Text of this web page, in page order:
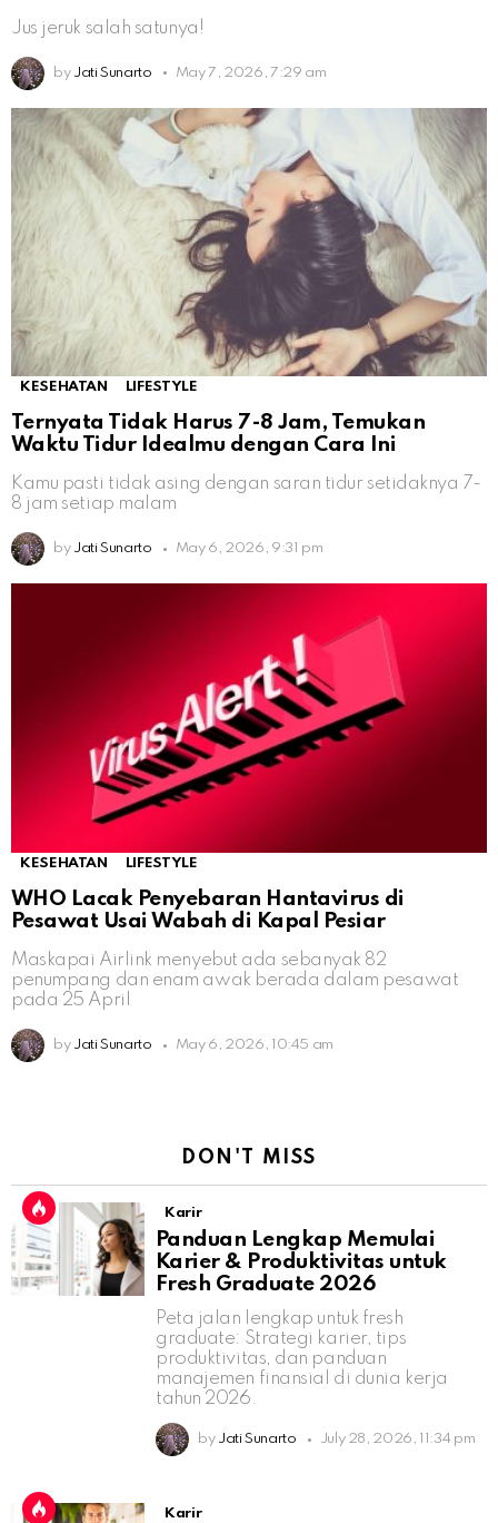
Jus jeruk salah satunya!
by Jati Sunarto May 7, 2026, 7:29 am
KESEHATAN LIFESTYLE
Ternyata Tidak Harus 7-8 Jam, Temukan
Waktu Tidur Idealmu dengan Cara Ini
Kamu pasti tidak asing dengan saran tidur setidaknya 7-
8 jam setiap malam
by Jati Sunarto May 6, 2026, 9:31 pm
KESEHATAN LIFESTYLE
WHO Lacak Penyebaran Hantavirus di
Pesawat Usai Wabah di Kapal Pesiar
Maskapai Airlink menyebut ada sebanyak 82
penumpang dan enam awak berada dalam pesawat
pada 25 April
by Jati Sunarto May 6, 2026, 10:45 am
DON'T MISS
Karir
Panduan Lengkap Memulai
Karier & Produktivitas untuk
Fresh Graduate 2026
Peta jalan lengkap untuk fresh
graduate: Strategi karier, tips
produktivitas, dan panduan
manajemen finansial di dunia kerja
tahun 2026.
by Jati Sunarto July 28, 2026, 11:34 pm
Karir